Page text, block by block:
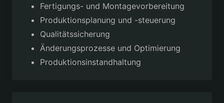
Fertigungs- und Montagevorbereitung
Produktionsplanung und -steuerung
Qualitätssicherung
Änderungsprozesse und Optimierung
Produktionsinstandhaltung